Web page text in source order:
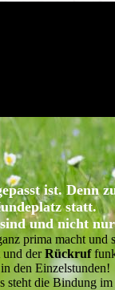
ist.Denn
statt.
sind und nicht
prima macht
und derRückruf
den Einzelstunden!
steht die Bindung